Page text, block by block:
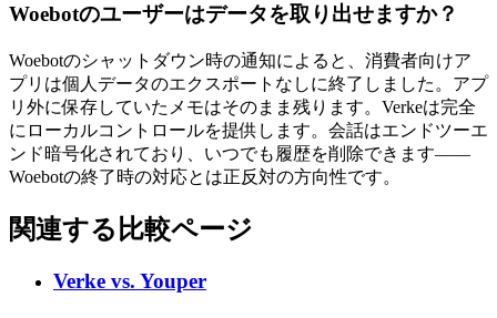
Woebotのユーザーはデータを取り出せますか？
Woebotのシャットダウン時の通知によると、消費者向けア
プリは個人データのエクスポートなしに終了しました。アプ
リ外に保存していたメモはそのまま残ります。Verkeは完全
にローカルコントロールを提供します。会話はエンドツーエ
ンド暗号化されており、いつでも履歴を削除できます——
Woebotの終了時の対応とは正反対の方向性です。
関連する比較ページ
Verke vs. Youper